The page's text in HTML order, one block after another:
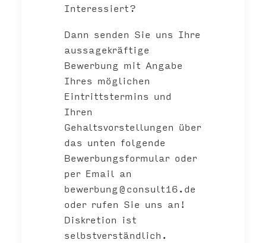
Interessiert?
Dann senden Sie uns Ihre
aussagekräftige
Bewerbung mit Angabe
Ihres möglichen
Eintrittstermins und
Ihren
Gehaltsvorstellungen über
das unten folgende
Bewerbungsformular oder
per Email an
bewerbung@consult16.de
oder rufen Sie uns an!
Diskretion ist
selbstverständlich.